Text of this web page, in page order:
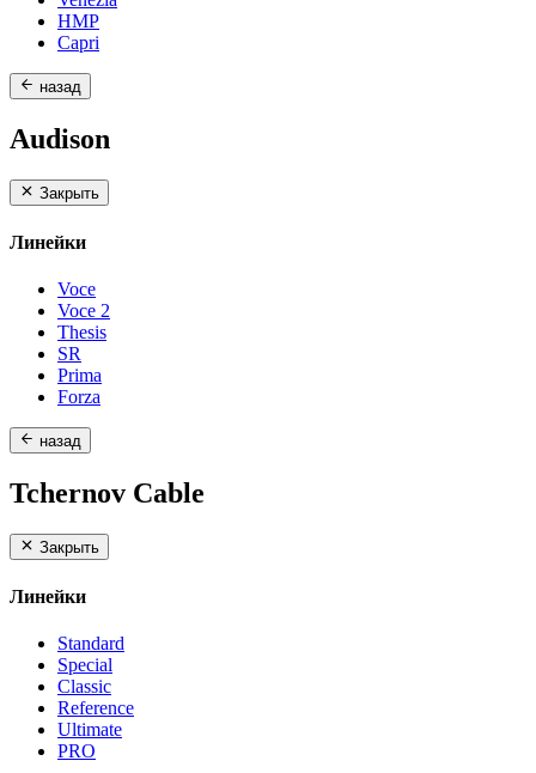
HMP
Capri
назад
Audison
Закрыть
Линейки
Voce
Voce 2
Thesis
SR
Prima
Forza
назад
Tchernov Cable
Закрыть
Линейки
Standard
Special
Classic
Reference
Ultimate
PRO